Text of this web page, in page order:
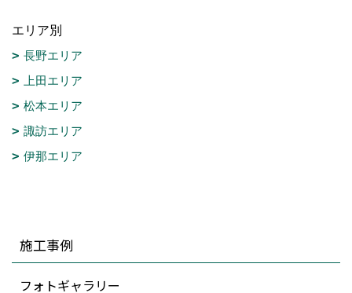
エリア別
長野エリア
上田エリア
松本エリア
諏訪エリア
伊那エリア
施工事例
フォトギャラリー